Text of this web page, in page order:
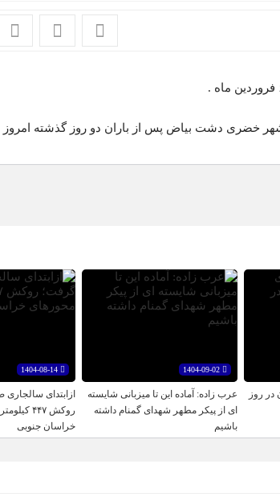
شهر خضری دشت بیاض پس از باران دو روز گذشته
در روز
1404-09-02
عرب زاده: آماده این تا میزبانی شایسته
ای از پیکر مطهر شهدای گمنام داشته
باشیم
1404-08-14
ازابتدای
روکش ۴۴۷
خراسان جنوبی